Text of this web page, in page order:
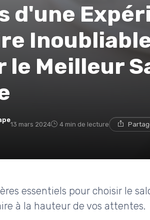
d'une
le Meilleur
13 mars 2024 4 min de lecture
essentiels pour choisir le
à la hauteur de vos attentes.